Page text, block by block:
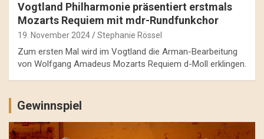
Vogtland Philharmonie präsentiert erstmals
Mozarts Requiem mit mdr-Rundfunkchor
19. November 2024 Stephanie Rössel
Zum ersten Mal wird im Vogtland die Arman-Bearbeitung
von Wolfgang Amadeus Mozarts Requiem d-Moll erklingen.
Gewinnspiel